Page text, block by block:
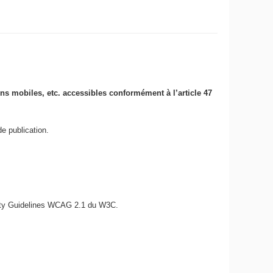
mobiles, etc. accessibles conformément à l’article 47
publication.
Guidelines WCAG 2.1 du W3C.